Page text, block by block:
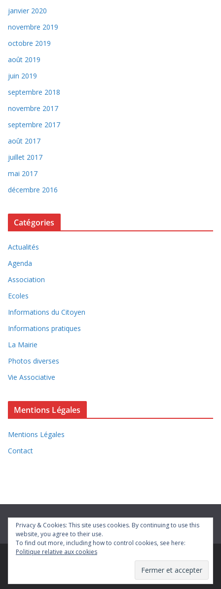
janvier 2020
novembre 2019
octobre 2019
août 2019
juin 2019
septembre 2018
novembre 2017
septembre 2017
août 2017
juillet 2017
mai 2017
décembre 2016
Catégories
Actualités
Agenda
Association
Ecoles
Informations du Citoyen
Informations pratiques
La Mairie
Photos diverses
Vie Associative
Mentions Légales
Mentions Légales
Contact
. Tous droits réservés.
par ThemeGrill. Propulsé parWordPress
Privacy & Cookies: This site uses cookies. By continuing to use this
website, you agree to their use.
To find out more, including how to control cookies, see here:
Politique relative aux cookies